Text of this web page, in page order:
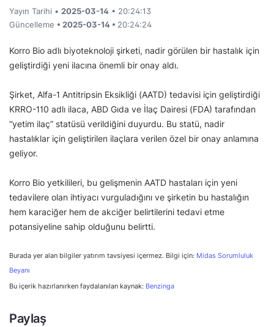
Yayın Tarihi • 2025-03-14 • 20:24:13
Güncelleme • 2025-03-14 • 20:24:24
Korro Bio adlı biyoteknoloji şirketi, nadir görülen bir hastalık için
geliştirdiği yeni ilacına önemli bir onay aldı.
Şirket, Alfa-1 Antitripsin Eksikliği (AATD) tedavisi için geliştirdiği
KRRO-110 adlı ilaca, ABD Gıda ve İlaç Dairesi (FDA) tarafından
“yetim ilaç” statüsü verildiğini duyurdu. Bu statü, nadir
hastalıklar için geliştirilen ilaçlara verilen özel bir onay anlamına
geliyor.
Korro Bio yetkilileri, bu gelişmenin AATD hastaları için yeni
tedavilere olan ihtiyacı vurguladığını ve şirketin bu hastalığın
hem karaciğer hem de akciğer belirtilerini tedavi etme
potansiyeline sahip olduğunu belirtti.
Burada yer alan bilgiler yatırım tavsiyesi içermez. Bilgi için: Midas Sorumluluk
Beyanı
Bu içerik hazırlanırken faydalanılan kaynak: Benzinga
Paylaş